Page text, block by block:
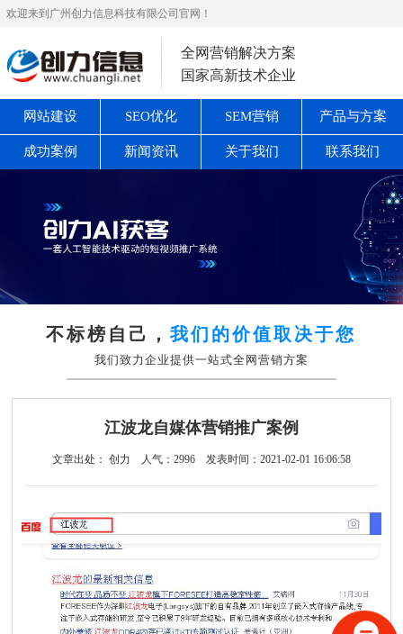
欢迎来到广州创力信息科技有限公司官网！
全网营销解决方案
国家高新技术企业
网站建设 SEO优化 SEM营销 产品与方案
成功案例 新闻资讯 关于我们 联系我们
不标榜自己，我们的价值取决于您
我们致力企业提供一站式全网营销方案
江波龙自媒体营销推广案例
文章出处： 创力 人气： 2996 发表时间：2021-02-01 16:06:58